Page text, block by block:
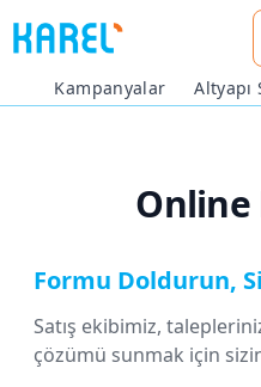
Kampanyalar
Altyapı
Online
Formu Doldurun,
Satış ekibimiz,
çözümü sunmak için